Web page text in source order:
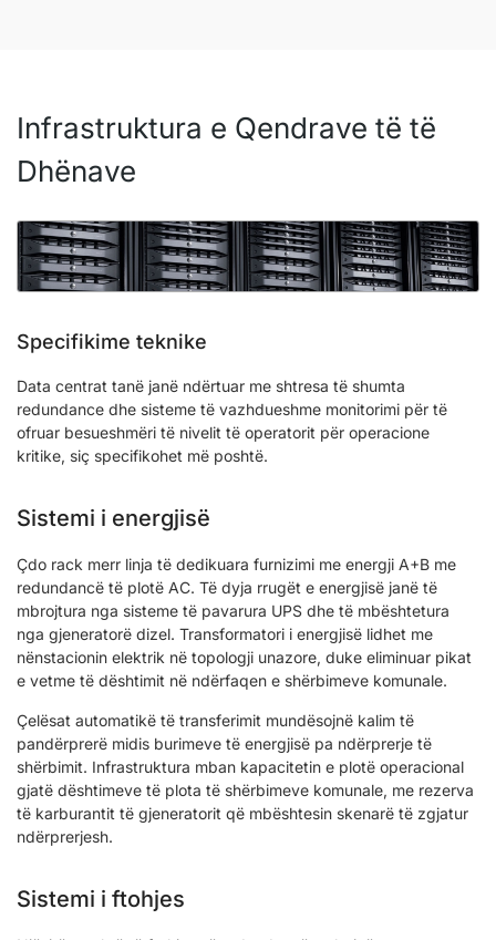
Infrastruktura e Qendrave të të
Dhënave
Specifikime teknike
Data centrat tanë janë ndërtuar me shtresa të shumta
redundance dhe sisteme të vazhdueshme monitorimi për të
ofruar besueshmëri të nivelit të operatorit për operacione
kritike, siç specifikohet më poshtë.
Sistemi i energjisë
Çdo rack merr linja të dedikuara furnizimi me energji A+B me
redundancë të plotë AC. Të dyja rrugët e energjisë janë të
mbrojtura nga sisteme të pavarura UPS dhe të mbështetura
nga gjeneratorë dizel. Transformatori i energjisë lidhet me
nënstacionin elektrik në topologji unazore, duke eliminuar pikat
e vetme të dështimit në ndërfaqen e shërbimeve komunale.
Çelësat automatikë të transferimit mundësojnë kalim të
pandërprerë midis burimeve të energjisë pa ndërprerje të
shërbimit. Infrastruktura mban kapacitetin e plotë operacional
gjatë dështimeve të plota të shërbimeve komunale, me rezerva
të karburantit të gjeneratorit që mbështesin skenarë të zgjatur
ndërprerjesh.
Sistemi i ftohjes